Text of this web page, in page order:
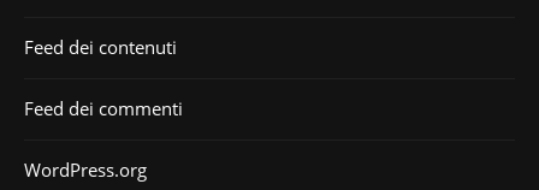
Feed dei contenuti
Feed dei commenti
WordPress.org